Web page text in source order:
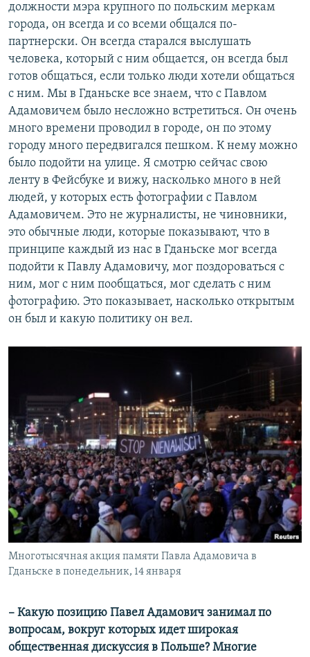
должности мэра крупного по польским меркам
города, он всегда и со всеми общался по-
партнерски. Он всегда старался выслушать
человека, который с ним общается, он всегда был
готов общаться, если только люди хотели общаться
с ним. Мы в Гданьске все знаем, что с Павлом
Адамовичем было несложно встретиться. Он очень
много времени проводил в городе, он по этому
городу много передвигался пешком. К нему можно
было подойти на улице. Я смотрю сейчас свою
ленту в Фейсбуке и вижу, насколько много в ней
людей, у которых есть фотографии с Павлом
Адамовичем. Это не журналисты, не чиновники,
это обычные люди, которые показывают, что в
принципе каждый из нас в Гданьске мог всегда
подойти к Павлу Адамовичу, мог поздороваться с
ним, мог с ним пообщаться, мог сделать с ним
фотографию. Это показывает, насколько открытым
он был и какую политику он вел.
Многотысячная акция памяти Павла Адамовича в
Гданьске в понедельник, 14 января
– Какую позицию Павел Адамович занимал по
вопросам, вокруг которых идет широкая
общественная дискуссия в Польше? Многие